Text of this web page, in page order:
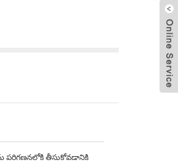
పరిగణనలోకి తీసుకోవడానికి